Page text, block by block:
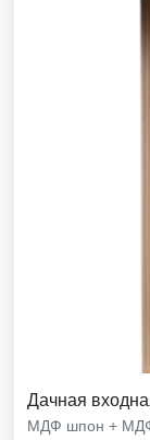
Дачная
МДФ шпон +